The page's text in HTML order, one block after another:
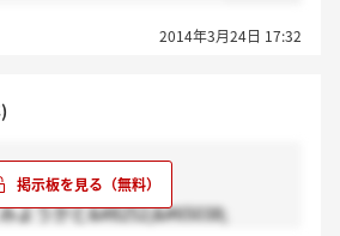
2014年3月24日 17:32
ようかと&#8252;&#65038;